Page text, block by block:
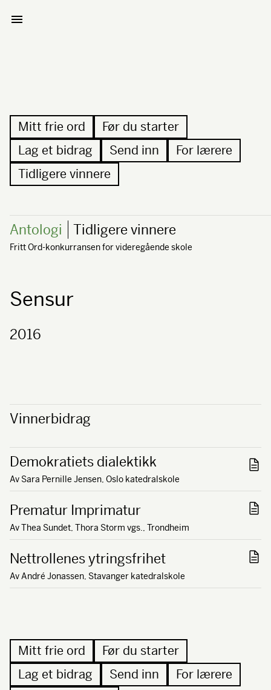
Mitt frie ord
Før du starter
Lag et bidrag
Send inn
For lærere
Tidligere vinnere
Antologi Tidligere vinnere
Fritt Ord-konkurransen for videregående skole
Sensur
2016
Vinnerbidrag
Demokratiets dialektikk
Av Sara Pernille Jensen, Oslo katedralskole
Prematur Imprimatur
Av Thea Sundet, Thora Storm vgs., Trondheim
Nettrollenes ytringsfrihet
Av André Jonassen, Stavanger katedralskole
Mitt frie ord
Før du starter
Lag et bidrag
Send inn
For lærere